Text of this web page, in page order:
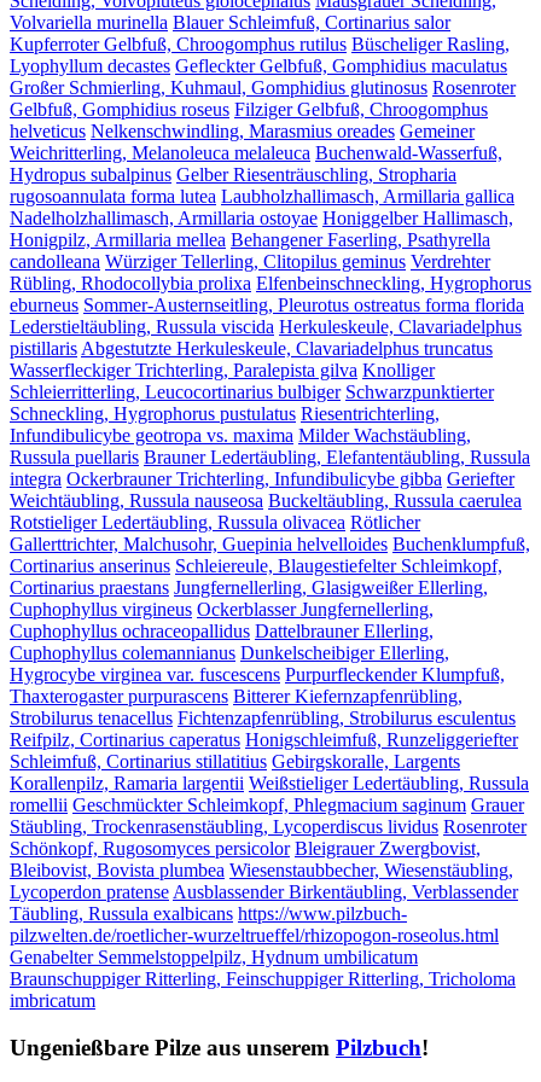
Volvariella murinella Blauer Schleimfuß, Cortinarius salor
Kupferroter Gelbfuß, Chroogomphus rutilus Büscheliger Rasling,
Lyophyllum decastes Gefleckter Gelbfuß, Gomphidius maculatus
Großer Schmierling, Kuhmaul, Gomphidius glutinosus Rosenroter
Gelbfuß, Gomphidius roseus Filziger Gelbfuß, Chroogomphus
helveticus Nelkenschwindling, Marasmius oreades Gemeiner
Weichritterling, Melanoleuca melaleuca Buchenwald-Wasserfuß,
Hydropus subalpinus Gelber Riesenträuschling, Stropharia
rugosoannulata forma lutea Laubholzhallimasch, Armillaria gallica
Nadelholzhallimasch, Armillaria ostoyae Honiggelber Hallimasch,
Honigpilz, Armillaria mellea Behangener Faserling, Psathyrella
candolleana Würziger Tellerling, Clitopilus geminus Verdrehter
Rübling, Rhodocollybia prolixa Elfenbeinschneckling, Hygrophorus
eburneus Sommer-Austernseitling, Pleurotus ostreatus forma florida
Lederstieltäubling, Russula viscida Herkuleskeule, Clavariadelphus
pistillarisAbgestutzte Herkuleskeule, Clavariadelphus truncatus
Wasserfleckiger Trichterling, Paralepista gilva Knolliger
Schleierritterling, Leucocortinarius bulbiger Schwarzpunktierter
Schneckling, Hygrophorus pustulatus Riesentrichterling,
Infundibulicybe geotropa vs. maxima Milder Wachstäubling,
Russula puellaris Brauner Ledertäubling, Elefantentäubling, Russula
integra Ockerbrauner Trichterling, Infundibulicybe gibba Geriefter
Weichtäubling, Russula nauseosa Buckeltäubling, Russula caerulea
Rotstieliger Ledertäubling, Russula olivacea Rötlicher
Gallerttrichter, Malchusohr, Guepinia helvelloides Buchenklumpfuß,
Cortinarius anserinus Schleiereule, Blaugestiefelter Schleimkopf,
Cortinarius praestans Jungfernellerling, Glasigweißer Ellerling,
Cuphophyllus virgineus Ockerblasser Jungfernellerling,
Cuphophyllus ochraceopallidus Dattelbrauner Ellerling,
Cuphophyllus colemannianus Dunkelscheibiger Ellerling,
Hygrocybe virginea var. fuscescens Purpurfleckender Klumpfuß,
Thaxterogaster purpurascens Bitterer Kiefernzapfenrübling,
Strobilurus tenacellus Fichtenzapfenrübling, Strobilurus esculentus
Reifpilz, Cortinarius caperatus Honigschleimfuß, Runzeliggeriefter
Schleimfuß, Cortinarius stillatitius Gebirgskoralle, Largents
Korallenpilz, Ramaria largentii Weißstieliger Ledertäubling, Russula
romellii Geschmückter Schleimkopf, Phlegmacium saginum Grauer
Stäubling, Trockenrasenstäubling, Lycoperdiscus lividus Rosenroter
Schönkopf, Rugosomyces persicolor Bleigrauer Zwergbovist,
Bleibovist, Bovista plumbea Wiesenstaubbecher, Wiesenstäubling,
Lycoperdon pratenseAusblassender Birkentäubling, Verblassender
Täubling, Russula exalbicans https://www.pilzbuch-
pilzwelten.de/roetlicher-wurzeltrueffel/rhizopogon-roseolus.html
Genabelter Semmelstoppelpilz, Hydnum umbilicatum
Braunschuppiger Ritterling, Feinschuppiger Ritterling, Tricholoma
imbricatum
Ungenießbare Pilze aus unserem Pilzbuch!